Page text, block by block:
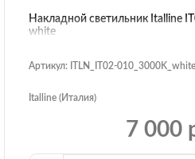
Накладной светильник Italline
white
Артикул: ITLN_IT02-010_3000K_white
Italline (Италия)
7 000